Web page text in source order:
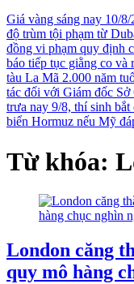
Giá vàng sáng nay 10/
độ trùm tội phạm từ
đồng vi phạm quy định
báo tiếp tục giằng co và
tàu La Mã 2.000 năm
tác đối với Giám đốc
trưa nay 9/8, thí sinh
biển Hormuz nếu Mỹ
Từ khóa:
London căng
quy mô hàng